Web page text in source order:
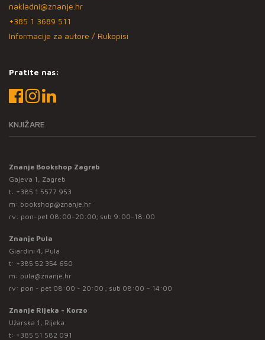
nakladni@znanje.hr
+385 1 3689 511
Informacije za autore / Rukopisi
Pratite nas:
KNJIŽARE
Znanje Bookshop Zagreb
Gajeva 1, Zagreb
t: +385 1 5577 953
m: bookshop@znanje.hr
rv: pon-pet 08:00-20:00; sub 9:00-18:00
Znanje Pula
Giardini 4, Pula
t: +385 52 354 650
m: pula@znanje.hr
rv: pon - pet 08:00 - 20:00 ; sub 08:00 – 14:00
Znanje Rijeka - Korzo
Užarska 1, Rijeka
t: +385 51 582 091